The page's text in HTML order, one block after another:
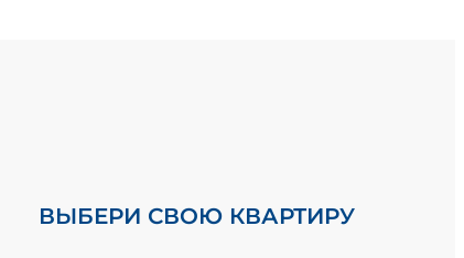
ВЫБЕРИ СВОЮ КВАРТИРУ